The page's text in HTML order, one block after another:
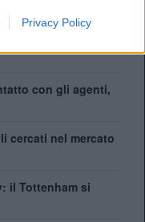
Privacy Policy
con gli agenti,
cercati nel mercato
il Tottenham si